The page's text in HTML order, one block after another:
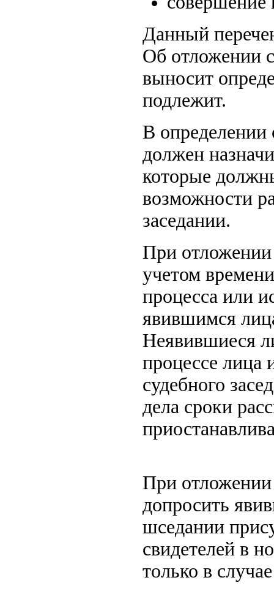
Данный
Об отложении
выносит
подлежит.
В определении
должен
которые
возможности
заседании.
При отложении
учетом
процесса или
явившимся
Неявившиеся
процессе лица
судебного
дела сроки
При отложении
допросить
шседании
свидетелей в
только в